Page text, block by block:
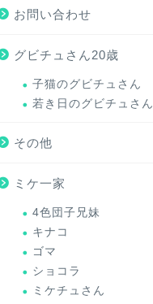
お問い合わせ
グビチュさん20歳
子猫のグビチュさん
若き日のグビチュさん
その他
ミケ一家
4色団子兄妹
キナコ
ゴマ
ショコラ
ミケチュさん